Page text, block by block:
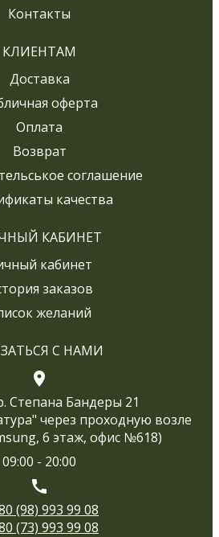
Контакты
КЛИЕНТАМ
Доставка
оферта
Оплата
Возврат
соглашение
качества
КАБИНЕТ
кабинет
заказов
желаний
С НАМИ
Степана Бандеры 21
через проходную возле
6 этаж, офис №618)
09:00 - 20:00
(98) 993 99 08
(73) 993 99 08